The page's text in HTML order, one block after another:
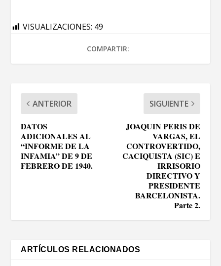
VISUALIZACIONES: 49
COMPARTIR:
ANTERIOR
DATOS
ADICIONALES AL
“INFORME DE LA
INFAMIA” DE 9 DE
FEBRERO DE 1940.
SIGUIENTE
JOAQUIN PERIS DE
VARGAS, EL
CONTROVERTIDO,
CACIQUISTA (SIC) E
IRRISORIO
DIRECTIVO Y
PRESIDENTE
BARCELONISTA.
Parte 2.
ARTÍCULOS RELACIONADOS